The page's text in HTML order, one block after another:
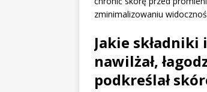
zminimalizowaniu
Jakie
nawilżał,
podkreślał